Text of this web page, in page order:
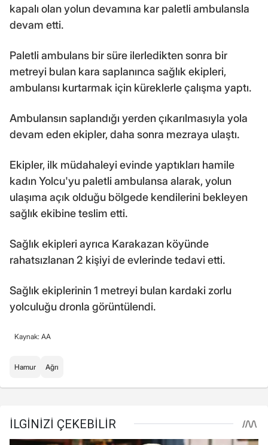
kapalı olan yolun devamına kar paletli ambulansla
devam etti.
Paletli ambulans bir süre ilerledikten sonra bir
metreyi bulan kara saplanınca sağlık ekipleri,
ambulansı kurtarmak için küreklerle çalışma yaptı.
Ambulansın saplandığı yerden çıkarılmasıyla yola
devam eden ekipler, daha sonra mezraya ulaştı.
Ekipler, ilk müdahaleyi evinde yaptıkları hamile
kadın Yolcu'yu paletli ambulansa alarak, yolun
ulaşıma açık olduğu bölgede kendilerini bekleyen
sağlık ekibine teslim etti.
Sağlık ekipleri ayrıca Karakazan köyünde
rahatsızlanan 2 kişiyi de evlerinde tedavi etti.
Sağlık ekiplerinin 1 metreyi bulan kardaki zorlu
yolculuğu dronla görüntülendi.
Kaynak: AA
Hamur Ağrı